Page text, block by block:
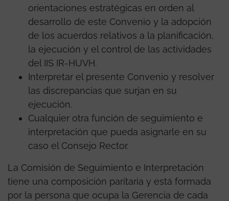
orientaciones estratégicas en orden al
desarrollo de este Convenio y la adopción
de los acuerdos relativos a la planificación,
la ejecución y el control de las actividades
del IIS IR-HUVH.
Interpretar el presente Convenio y resolver
las discrepancias que surjan en su
ejecución.
Cualquier otra función de seguimiento e
interpretación que pueda asignarle en su
caso el Consejo Rector.
La Comisión de Seguimiento e Interpretación
tiene una composición paritaria y está formada
por la persona que ocupa la Gerencia de cada